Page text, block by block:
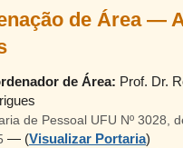
de Área —
de Área: Prof. Dr.
de Pessoal UFU Nº 3028,
— (Visualizar Portaria)